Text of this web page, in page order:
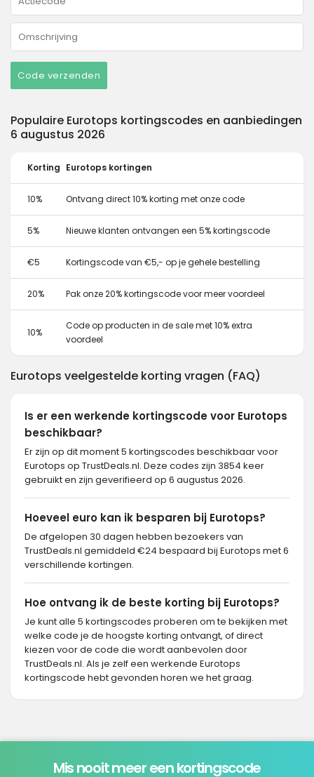
Code verzenden
Populaire Eurotops kortingscodes en aanbiedingen
6 augustus 2026
Korting Eurotops kortingen
10% Ontvang direct 10% korting met onze code
5% Nieuwe klanten ontvangen een 5% kortingscode
€5 Kortingscode van €5,- op je gehele bestelling
20% Pak onze 20% kortingscode voor meer voordeel
10%
Code op producten in de sale met 10% extra
voordeel
Eurotops veelgestelde korting vragen (FAQ)
Is er een werkende kortingscode voor Eurotops
beschikbaar?
Er zijn op dit moment 5 kortingscodes beschikbaar voor
Eurotops op TrustDeals.nl. Deze codes zijn 3854 keer
gebruikt en zijn geverifieerd op 6 augustus 2026.
Hoeveel euro kan ik besparen bij Eurotops?
De afgelopen 30 dagen hebben bezoekers van
TrustDeals.nl gemiddeld €24 bespaard bij Eurotops met 6
verschillende kortingen.
Hoe ontvang ik de beste korting bij Eurotops?
Je kunt alle 5 kortingscodes proberen om te bekijken met
welke code je de hoogste korting ontvangt, of direct
kiezen voor de code die wordt aanbevolen door
TrustDeals.nl. Als je zelf een werkende Eurotops
kortingscode hebt gevonden horen we het graag.
Mis nooit meer een kortingscode